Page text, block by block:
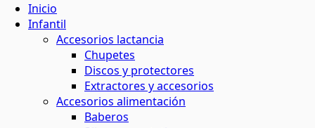
capilar
y baño
alimentación
accesorios
corporal
Inicio
Infantil
Accesorios lactancia
Chupetes
Discos y protectores
Extractores y accesorios
Accesorios alimentación
Baberos